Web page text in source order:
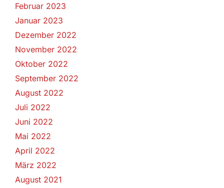
Februar 2023
Januar 2023
Dezember 2022
November 2022
Oktober 2022
September 2022
August 2022
Juli 2022
Juni 2022
Mai 2022
April 2022
März 2022
August 2021